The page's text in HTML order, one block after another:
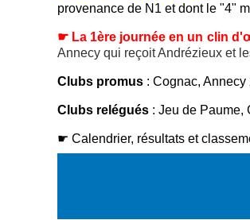
provenance de N1 et dont le "4"
☛ La 1ère journée en un clin
Annecy qui reçoit Andrézieux et
Clubs promus : Cognac,
Clubs relégués : Jeu de Paume,
☛ Calendrier, résultats et